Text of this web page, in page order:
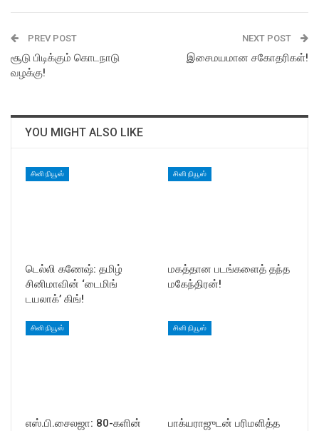
PREV POST
சூடு பிடிக்கும் கொடநாடு
வழக்கு!
NEXT POST
இசைமயமான சகோதரிகள்!
YOU MIGHT ALSO LIKE
சினி நியூஸ்
டெல்லி கணேஷ்: தமிழ்
சினிமாவின் ‘டைமிங்
டயலாக்’ கிங்!
சினி நியூஸ்
மகத்தான படங்களைத் தந்த
மகேந்திரன்!
சினி நியூஸ்
எஸ்.பி.சைலஜா: 80-களின்
சினி நியூஸ்
பாக்யராஜுடன் பரிமளித்த